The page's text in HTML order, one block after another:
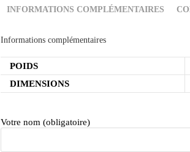
INFORMATIONS COMPLÉMENTAIRES
Informations complémentaires
POIDS
DIMENSIONS
Votre nom (obligatoire)